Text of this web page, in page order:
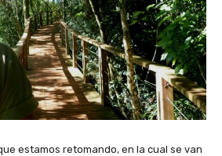
estamos retomando, en la cual se van